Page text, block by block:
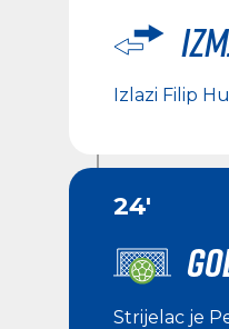
Izlazi Filip
24'
Strijelac je